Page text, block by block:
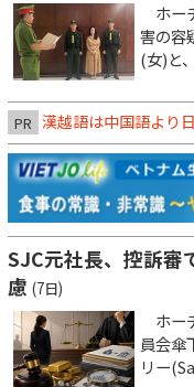
ホー
害の容
(女)と
PR 漢越語は中国語より
SJC元社長、控訴
慮 (7日)
ホー
員会傘
リー